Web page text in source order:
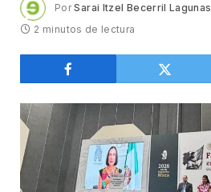
Por Sarai Itzel Becerril Lagunas
2 minutos de lectura